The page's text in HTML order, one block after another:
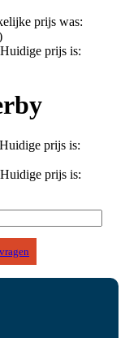
prijs was:
Huidige prijs is:
Huidige prijs is:
Huidige prijs is: